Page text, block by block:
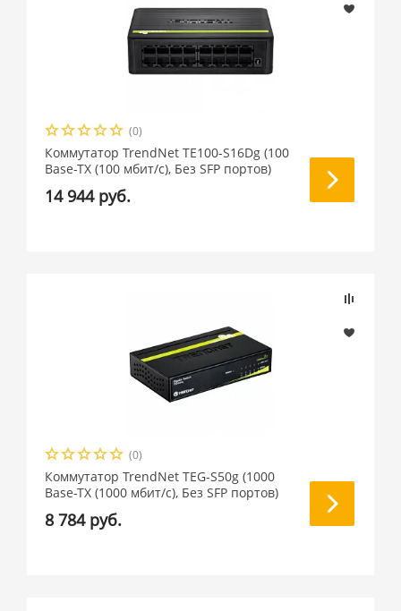
(0)
Коммутатор TrendNet TE100-S16Dg (100
Base-TX (100 мбит/с), Без SFP портов)
14 944 руб.
(0)
Коммутатор TrendNet TEG-S50g (1000
Base-TX (1000 мбит/с), Без SFP портов)
8 784 руб.